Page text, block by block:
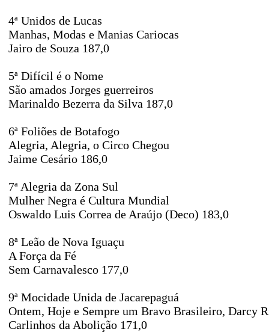
4ª Unidos de Lucas
Manhas, Modas e Manias Cariocas
Jairo de Souza 187,0
5ª Difícil é o Nome
São amados Jorges guerreiros
Marinaldo Bezerra da Silva 187,0
6ª Foliões de Botafogo
Alegria, Alegria, o Circo Chegou
Jaime Cesário 186,0
7ª Alegria da Zona Sul
Mulher Negra é Cultura Mundial
Oswaldo Luis Correa de Araújo (Deco) 183,0
8ª Leão de Nova Iguaçu
A Força da Fé
Sem Carnavalesco 177,0
9ª Mocidade Unida de Jacarepaguá
Ontem, Hoje e Sempre um Bravo Brasileiro, Darcy
Carlinhos da Abolição 171,0